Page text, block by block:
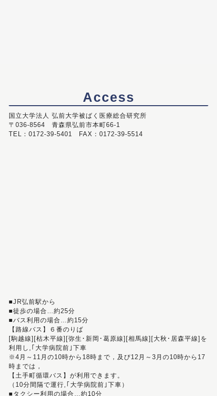
Access
国立大学法人 弘前大学被ばく医療総合研究所
〒036-8564 青森県弘前市本町66-1
TEL：0172-39-5401 FAX：0172-39-5514
■JR弘前駅から
■徒歩の場合…約25分
■バス利用の場合…約15分
【路線バス】６番のりば
[駒越線][枯木平線][弥生･新岡･葛原線][相馬線][大秋･居森平線]を
利用し,｢大学病院前｣下車
※4月～11月の10時から18時まで，及び12月～3月の10時から17
時までは，
【土手町循環バス】が利用できます。
（10分間隔で運行,｢大学病院前｣下車）
■タクシー利用の場合…約10分